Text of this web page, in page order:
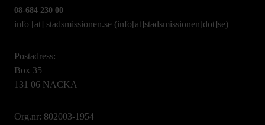
08-684 230 00
info [at] stadsmissionen.se (info[at]stadsmissionen[dot]se)
Postadress:
Box 35
131 06 NACKA
Org.nr: 802003-1954